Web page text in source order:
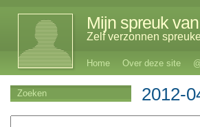
Mijn spreuk
Zelf verzonnen
Home Over deze site
2012-
Zoeken